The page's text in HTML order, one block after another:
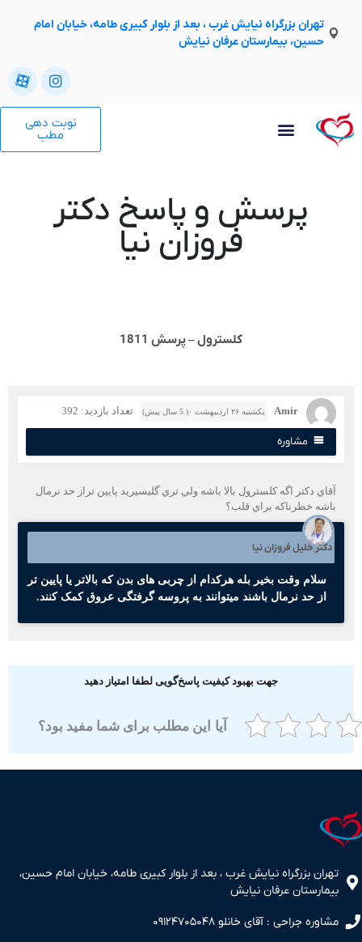
تهران بزرگراه نیایش غرب ، بعد از بلوار کبیری طامه، خیابان امام
حسین، بیمارستان عرفان نیایش
نوبت دهی
پرسش و پاسخ دکتر
فروزان نیا
كلسترول – پرسش 1811
Amir یکشنبه ۲۶ اردیبهشت ۰( 5 سال پیش) تعداد بازدید: 392
مشاوره
دكتر اگه كلسترول بالا باشه ولي تري گليسيريد پايين تراز حد نرمال
خطرناكه براي قلب؟
دکتر خلیل فروزان نیا
سلام وقت بخیر بله هرکدام از چربی های بدن که بالاتر یا پایین تر
از حد نرمال باشند میتوانند به پروسه گرفتگی عروق کمک کنند.
جهت بهبود کیفیت پاسخ‌گویی لطفا امتیاز دهید
آیا این مطلب برای شما مفید بود؟
بزرگراه نیایش غرب ، بعد از بلوار کبیری طامه، خیابان امام حسین،
عرفان نیایش
جراحی : آقای خانلو ۰۹۱۲۴۷۰۵۰۴۸